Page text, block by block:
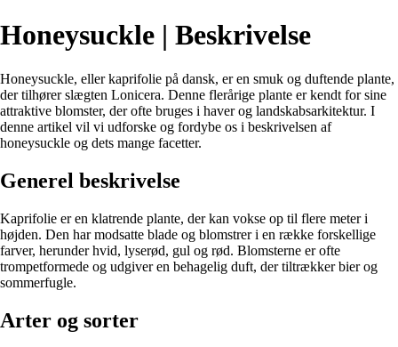
Honeysuckle | Beskrivelse
Honeysuckle, eller kaprifolie på dansk, er en smuk og duftende plante,
der tilhører slægten Lonicera. Denne flerårige plante er kendt for sine
attraktive blomster, der ofte bruges i haver og landskabsarkitektur. I
denne artikel vil vi udforske og fordybe os i beskrivelsen af
honeysuckle og dets mange facetter.
Generel beskrivelse
Kaprifolie er en klatrende plante, der kan vokse op til flere meter i
højden. Den har modsatte blade og blomstrer i en række forskellige
farver, herunder hvid, lyserød, gul og rød. Blomsterne er ofte
trompetformede og udgiver en behagelig duft, der tiltrækker bier og
sommerfugle.
Arter og sorter